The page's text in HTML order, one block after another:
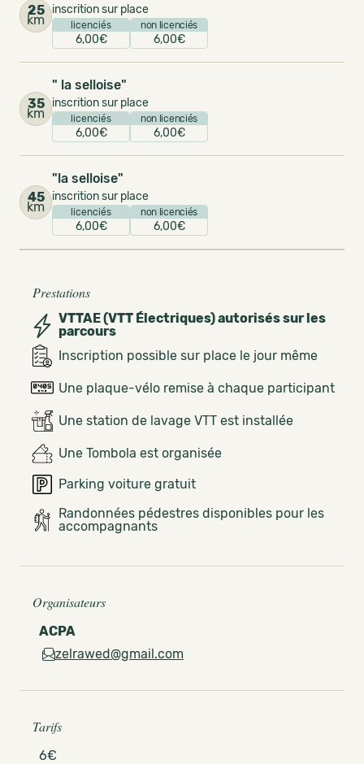
25
km
inscrition sur place
licenciés
6,00€
non licenciés
6,00€
35
km
" la selloise"
inscrition sur place
licenciés
6,00€
non licenciés
6,00€
45
km
"la selloise"
inscrition sur place
licenciés
6,00€
non licenciés
6,00€
Prestations
VTTAE (VTT Électriques) autorisés sur les
parcours
Inscription possible sur place le jour même
Une plaque-vélo remise à chaque participant
Une station de lavage VTT est installée
Une Tombola est organisée
Parking voiture gratuit
Randonnées pédestres disponibles pour les
accompagnants
Organisateurs
ACPA
zelrawed@gmail.com
Tarifs
6€